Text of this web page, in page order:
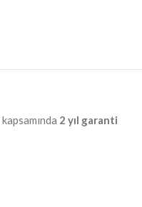
kapsamında 2 yıl garanti